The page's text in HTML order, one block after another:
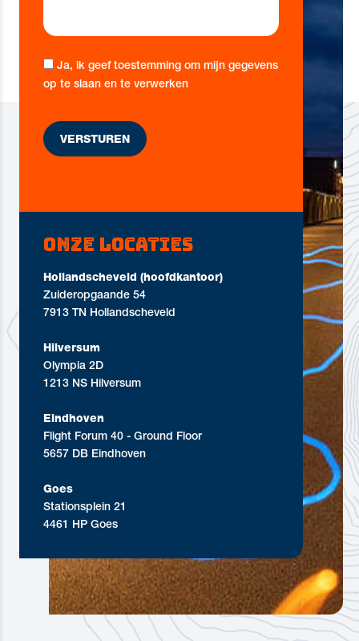
Ja, ik geef toestemming om mijn gegevens
op te slaan en te verwerken
Onze locaties
Hollandscheveld (hoofdkantoor)
Zuideropgaande 54
7913 TN Hollandscheveld
Hilversum
Olympia 2D
1213 NS Hilversum
Eindhoven
Flight Forum 40 - Ground Floor
5657 DB Eindhoven
Goes
Stationsplein 21
4461 HP Goes